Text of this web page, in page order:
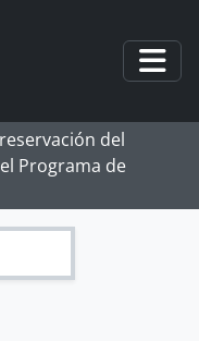
del
Programa de